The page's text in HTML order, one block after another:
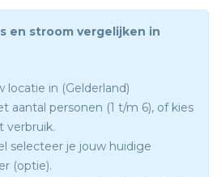
en stroom vergelijken in
locatie in (Gelderland)
aantal personen (1 t/m 6), of kies
verbruik.
selecteer je jouw huidige
(optie).